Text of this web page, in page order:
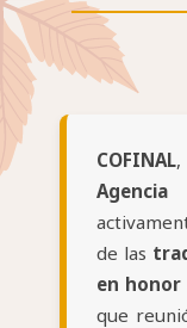
COFINAL
de las
en honor
que